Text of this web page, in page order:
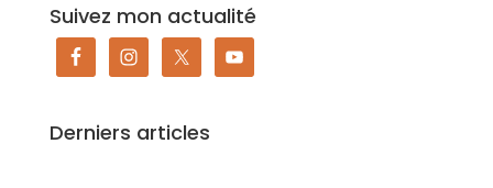
Suivez mon actualité
Derniers articles